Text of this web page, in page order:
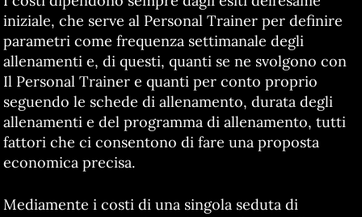
iniziale, che serve al Personal Trainer per definire
parametri come frequenza settimanale degli
allenamenti e, di questi, quanti se ne svolgono con
Il Personal Trainer e quanti per conto proprio
seguendo le schede di allenamento, durata degli
allenamenti e del programma di allenamento, tutti
fattori che ci consentono di fare una proposta
economica precisa.
Mediamente i costi di una singola seduta di